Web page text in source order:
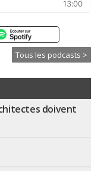
Tous les podcasts >
doivent